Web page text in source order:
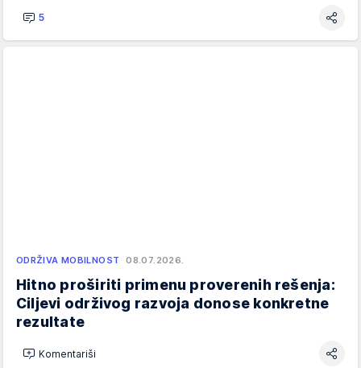
5
ODRŽIVA MOBILNOST 08.07.2026.
Hitno proširiti primenu proverenih rešenja:
Ciljevi održivog razvoja donose konkretne
rezultate
Komentariši